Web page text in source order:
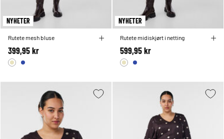
NYHETER
Rutete mesh bluse
399,95 kr
NYHETER
Rutete midiskjørt i netting
599,95 kr